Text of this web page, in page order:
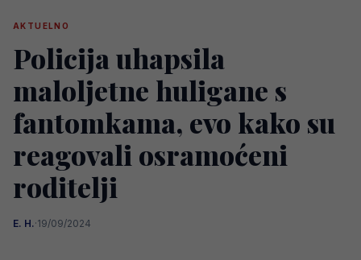
AKTUELNO
Policija uhapsila
maloljetne huligane s
fantomkama, evo kako su
reagovali osramoćeni
roditelji
E. H.·19/09/2024